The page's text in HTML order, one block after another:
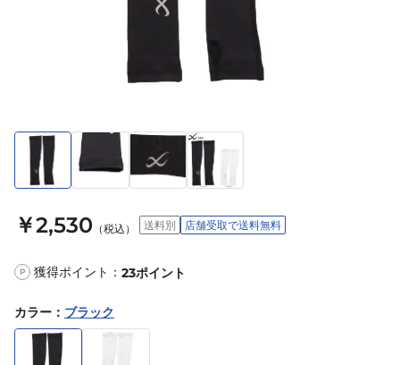
￥2,530 （税込） 送料別 店舗受取で送料無料
P 獲得ポイント： 23ポイント
カラー ： ブラック